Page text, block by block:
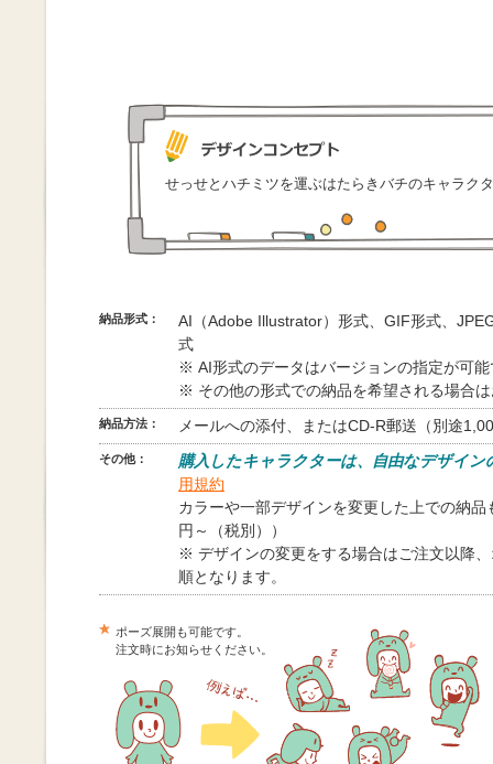
せっせとハチミツを運ぶはたらきバチのキャラク
納品形式：
AI（Adobe Illustrator）形式、GIF形式、
式
※ AI形式のデータはバージョンの指定が可能
※ その他の形式での納品を希望される場合
納品方法： メールへの添付、またはCD-R郵送（別途
その他：
購入したキャラクターは、自由なデザイン
用規約
カラーや一部デザインを変更した上での納
円～（税別））
※ デザインの変更をする場合はご注文以降
順となります。
ポーズ展開も可能です。
注文時にお知らせください。